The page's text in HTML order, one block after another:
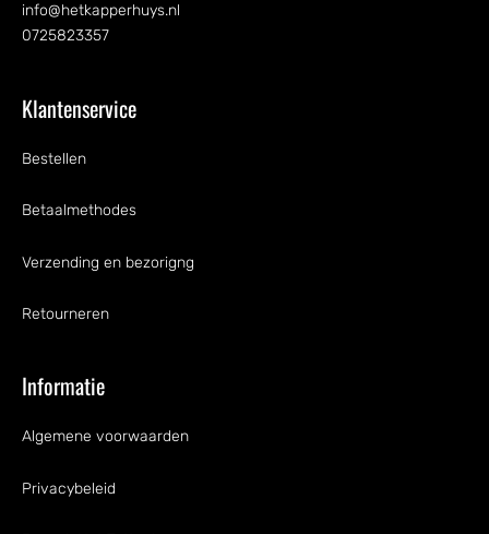
info@hetkapperhuys.nl
0725823357
Klantenservice
Bestellen
Betaalmethodes
Verzending en bezorigng
Retourneren
Informatie
Algemene voorwaarden
Privacybeleid